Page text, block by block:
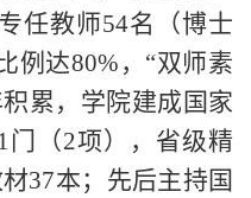
任教师54名（博士
例达80%，“双师素
累，学院建成国家
门（2项），省级精
37本；先后主持国